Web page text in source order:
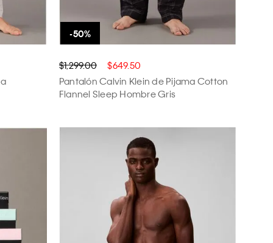
$1,299.00 $649.50
Pantalón Calvin Klein de Pijama Cotton
Flannel Sleep Hombre Gris